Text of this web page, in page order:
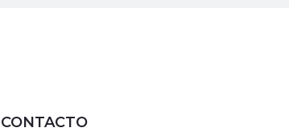
CONTACTO